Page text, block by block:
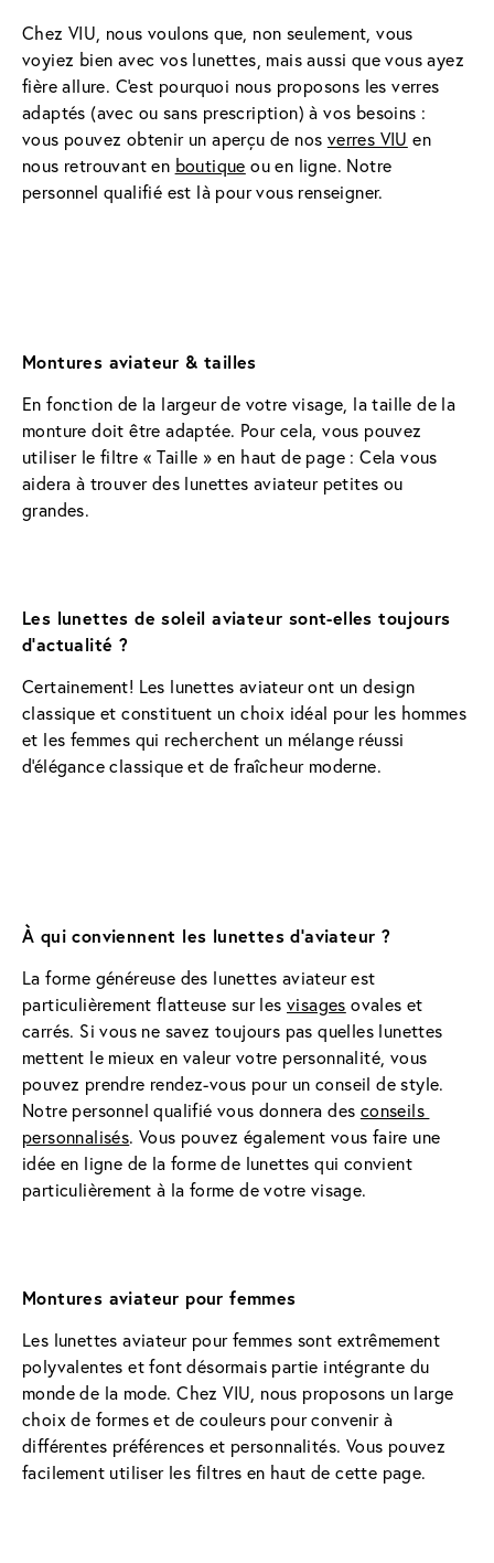
Chez VIU, nous voulons que, non seulement, vous
voyiez bien avec vos lunettes, mais aussi que vous ayez
fière allure. C'est pourquoi nous proposons les verres
adaptés (avec ou sans prescription) à vos besoins :
vous pouvez obtenir un aperçu de nos verres VIU en
nous retrouvant en boutique ou en ligne. Notre
personnel qualifié est là pour vous renseigner.
Montures aviateur & tailles
En fonction de la largeur de votre visage, la taille de la
monture doit être adaptée. Pour cela, vous pouvez
utiliser le filtre « Taille » en haut de page : Cela vous
aidera à trouver des lunettes aviateur petites ou
grandes.
Les lunettes de soleil aviateur sont-elles toujours
d'actualité ?
Certainement! Les lunettes aviateur ont un design
classique et constituent un choix idéal pour les hommes
et les femmes qui recherchent un mélange réussi
d'élégance classique et de fraîcheur moderne.
À qui conviennent les lunettes d’aviateur ?
La forme généreuse des lunettes aviateur est
particulièrement flatteuse sur les visages ovales et
carrés. Si vous ne savez toujours pas quelles lunettes
mettent le mieux en valeur votre personnalité, vous
pouvez prendre rendez-vous pour un conseil de style.
Notre personnel qualifié vous donnera des conseils
personnalisés. Vous pouvez également vous faire une
idée en ligne de la forme de lunettes qui convient
particulièrement à la forme de votre visage.
Montures aviateur pour femmes
Les lunettes aviateur pour femmes sont extrêmement
polyvalentes et font désormais partie intégrante du
monde de la mode. Chez VIU, nous proposons un large
choix de formes et de couleurs pour convenir à
différentes préférences et personnalités. Vous pouvez
facilement utiliser les filtres en haut de cette page.